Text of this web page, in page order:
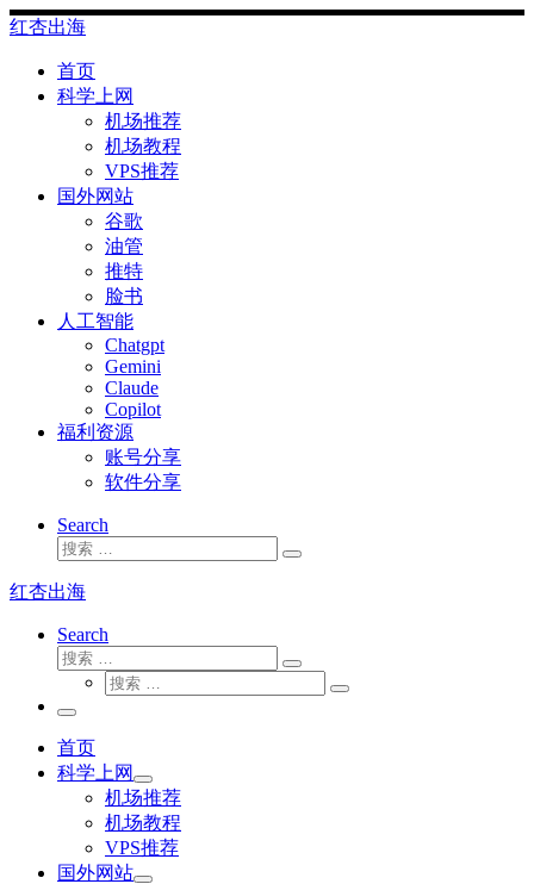
Skip
to
content
红杏出海
首页
科学上网
机场推荐
机场教程
VPS推荐
国外网站
谷歌
油管
推特
脸书
人工智能
Chatgpt
‎Gemini
Claude
Copilot
福利资源
账号分享
软件分享
Search
搜
搜
红杏出海
Search
搜
搜
索
搜
搜
主
菜
单
首页
科学上网
机场推荐
机场教程
VPS推荐
国外网站